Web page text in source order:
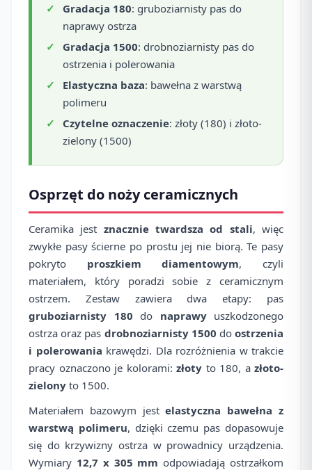
Gradacja 180: gruboziarnisty pas do
naprawy ostrza
Gradacja 1500: drobnoziarnisty pas do
ostrzenia i polerowania
Elastyczna baza: bawełna z warstwą
polimeru
Czytelne oznaczenie: złoty (180) i złoto-
zielony (1500)
Osprzęt do noży ceramicznych
Ceramika jest znacznie twardsza od stali, więc
zwykłe pasy ścierne po prostu jej nie biorą. Te pasy
pokryto proszkiem diamentowym, czyli
materiałem, który poradzi sobie z ceramicznym
ostrzem. Zestaw zawiera dwa etapy: pas
gruboziarnisty 180 do naprawyuszkodzonego
ostrza oraz pas drobnoziarnisty 1500 doostrzenia
i polerowania krawędzi. Dla rozróżnienia w trakcie
pracy oznaczono je kolorami: złoty to 180, a złoto-
zielony to 1500.
Materiałem bazowym jestelastyczna bawełna z
warstwą polimeru, dzięki czemu pas dopasowuje
się do krzywizny ostrza w prowadnicy urządzenia.
Wymiary 12,7 x 305 mm odpowiadają ostrzałkom